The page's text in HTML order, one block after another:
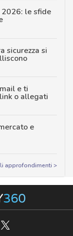
le sfide
sicurezza si
e ti
o allegati
e
approfondimenti >